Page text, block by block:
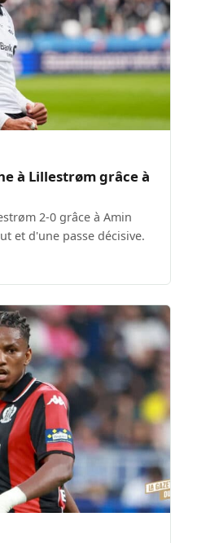
à Lillestrøm grâce à
2-0 grâce à Amin
et d'une passe décisive.